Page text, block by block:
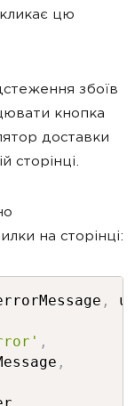
цю
збоїв
кнопка
доставки
сторінці.
на сторінці:
,
,
,